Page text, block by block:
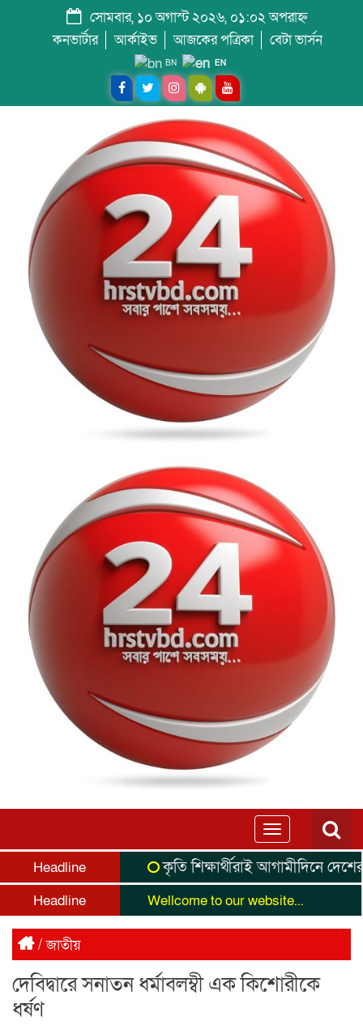
সোমবার, ১০ অগাস্ট ২০২৬, ০১:০২ অপরাহ্ন
কনভার্টার
আর্কাইভ আজকের পত্রিকা বেটা ভার্সন
BN EN
Toggle
navigation
Headline
কৃতি শিক্ষার্থীরাই আগামীদিনে দেশের
Headline Wellcome to our website...
/জাতীয়
দেবিদ্বারে সনাতন ধর্মাবলম্বী এক কিশোরীকে
ধর্ষণ